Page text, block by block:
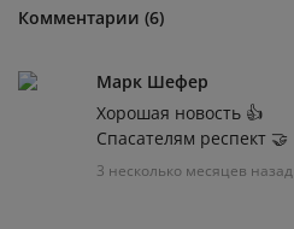
Комментарии (6)
Марк Шефер
Хорошая новость 👍
Спасателям респект 🤝
3 несколько месяцев назад